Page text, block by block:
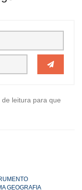
leitura para que
GEOGRAFIA